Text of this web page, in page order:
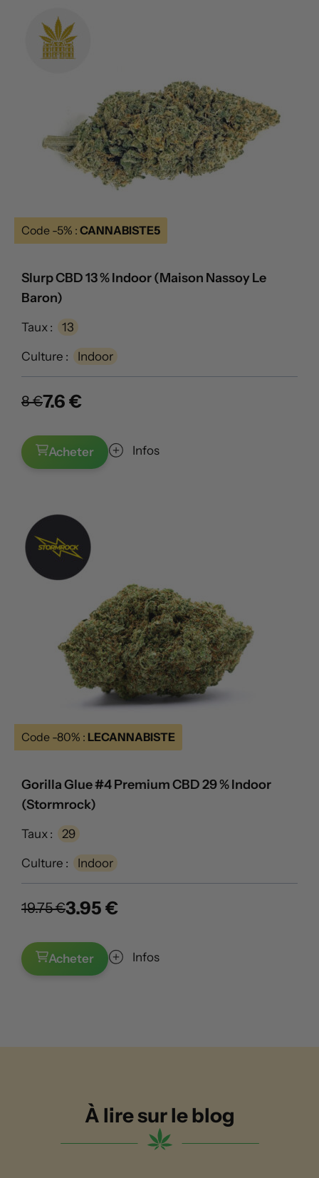
Code -5% : CANNABISTE5
Slurp CBD 13 % Indoor (Maison Nassoy Le
Baron)
Taux : 13
Culture : Indoor
8 €7.6 €
Acheter Infos
Code -80% : LECANNABISTE
Gorilla Glue #4 Premium CBD 29 % Indoor
(Stormrock)
Taux : 29
Culture : Indoor
19.75 €3.95 €
Acheter Infos
À lire sur le blog